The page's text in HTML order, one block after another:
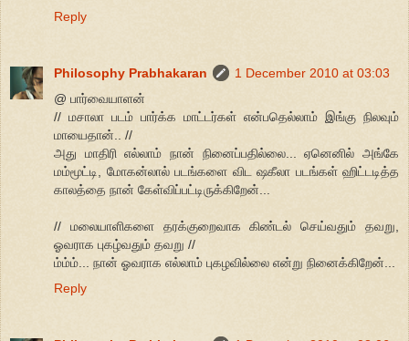
Reply
Philosophy Prabhakaran
1 December 2010 at 03:03
@ பார்வையாளன்
// மசாலா படம் பார்க்க மாட்டர்கள் என்பதெல்லாம் இங்கு நிலவும்
மாயைதான்.. //
அது மாதிரி எல்லாம் நான் நினைப்பதில்லை... ஏனெனில் அங்கே
மம்மூட்டி, மோகன்லால் படங்களை விட ஷகீலா படங்கள் ஹிட்டடித்த
காலத்தை நான் கேள்விப்பட்டிருக்கிறேன்...
// மலையாளிகளை தரக்குறைவாக கிண்டல் செய்வதும் தவறு,
ஓவராக புகழ்வதும் தவறு //
ம்ம்ம்... நான் ஓவராக எல்லாம் புகழவில்லை என்று நினைக்கிறேன்...
Reply